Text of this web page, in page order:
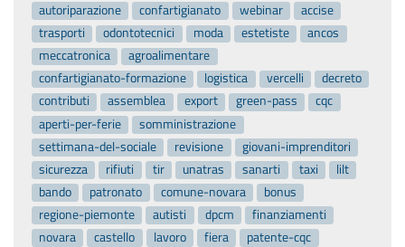
autoriparazione
confartigianato webinar
accise
trasporti
odontotecnici moda estetiste
ancos
meccatronica
agroalimentare
confartigianato-formazione
logistica vercelli
decreto
contributi
assemblea export green-pass
cqc
aperti-per-ferie
somministrazione
settimana-del-sociale
revisione
giovani-imprenditori
sicurezza
rifiuti tir unatras sanarti taxi
lilt
bando
patronato comune-novara
bonus
regione-piemonte
autisti dpcm
finanziamenti
novara
castello lavoro fiera
patente-cqc